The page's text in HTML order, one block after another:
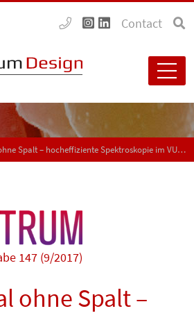
Contact
Mehr Signal ohne Spalt – hocheffiziente Spektroskopie im VUV und EUV oder XUV
147 (9/2017)
ohne Spalt –